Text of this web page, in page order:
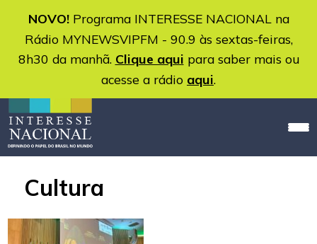
NOVO!Programa INTERESSE NACIONAL na
Rádio MYNEWSVIPFM - 90.9 às sextas-feiras,
8h30 da manhã. Clique aqui para saber mais ou
acesse a rádio aqui.
Cultura